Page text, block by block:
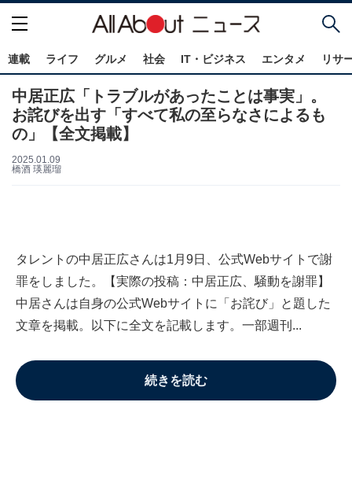
連載 ライフ グルメ 社会 IT・ビジネス エンタメ リサ
中居正広「トラブルがあったことは事実」。
お詫びを出す「すべて私の⾄らなさによるも
の」【全文掲載】
2025.01.09
橋酒 瑛麗瑠
タレントの中居正広さんは1月9日、公式Webサイトで謝
罪をしました。【実際の投稿：中居正広、騒動を謝罪】
中居さんは自身の公式Webサイトに「お詫び」と題した
文章を掲載。以下に全文を記載します。一部週刊...
続きを読む